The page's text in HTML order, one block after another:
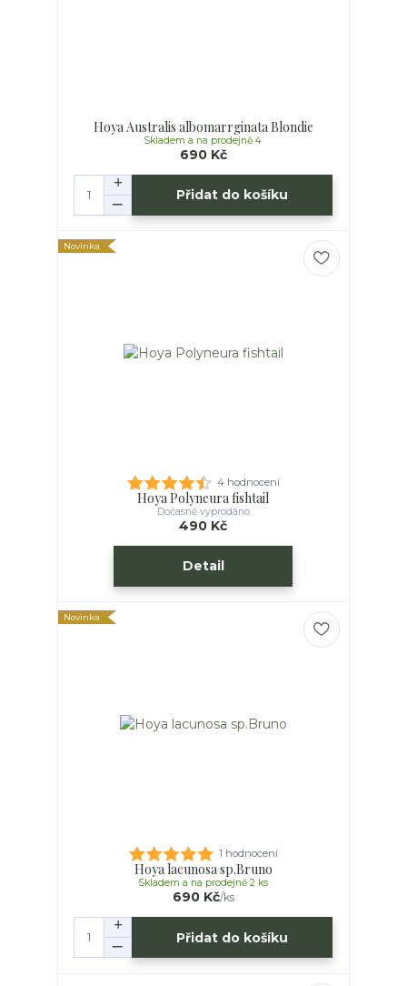
Hoya Australis albomarrginata Blondie
690 Kč
Skladem a na prodejně 4
Přidat do košíku
Novinka
4 hodnocení
Hoya Polyneura fishtail
490 Kč
Dočasně vyprodáno
Detail
Novinka
1 hodnocení
Hoya lacunosa sp.Bruno
690 Kč/ks
Skladem a na prodejně 2 ks
Přidat do košíku